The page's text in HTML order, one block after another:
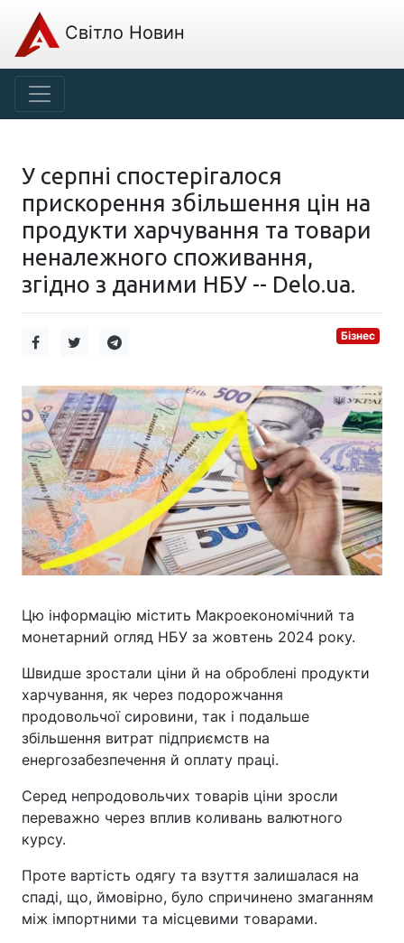
Світло Новин
У серпні спостерігалося
прискорення збільшення цін на
продукти харчування та товари
неналежного споживання,
згідно з даними НБУ -- Delo.ua.
Бізнес
Цю інформацію містить Макроекономічний та
монетарний огляд НБУ за жовтень 2024 року.
Швидше зростали ціни й на оброблені продукти
харчування, як через подорожчання
продовольчої сировини, так і подальше
збільшення витрат підприємств на
енергозабезпечення й оплату праці.
Серед непродовольчих товарів ціни зросли
переважно через вплив коливань валютного
курсу.
Проте вартість одягу та взуття залишалася на
спаді, що, ймовірно, було спричинено змаганням
між імпортними та місцевими товарами.